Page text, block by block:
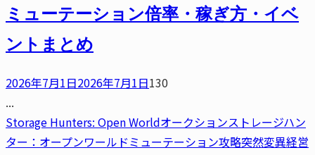
ミューテーション倍率・稼ぎ方・イベ
ントまとめ
2026年7月1日2026年7月1日130
...
Storage Hunters: Open Worldオークションストレージハン
ター：オープンワールドミューテーション攻略突然変異経営